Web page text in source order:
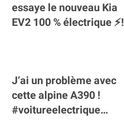
essaye le nouveau Kia
EV2 100 % électrique ⚡️!
J’ai un problème avec
cette alpine A390 !
#voitureelectrique